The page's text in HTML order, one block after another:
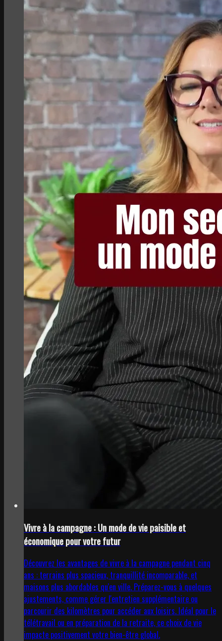
Vivre à la campagne : Un mode de vie paisible et
économique pour votre futur
Découvrez les avantages de vivre à la campagne pendant cinq
ans : terrains plus spacieux, tranquillité incomparable, et
maisons plus abordables qu'en ville. Préparez-vous à quelques
ajustements, comme gérer l'entretien supplémentaire ou
parcourir des kilomètres pour accéder aux loisirs. Idéal pour le
télétravail ou en préparation de la retraite, ce choix de vie
impacte positivement votre bien-être global.